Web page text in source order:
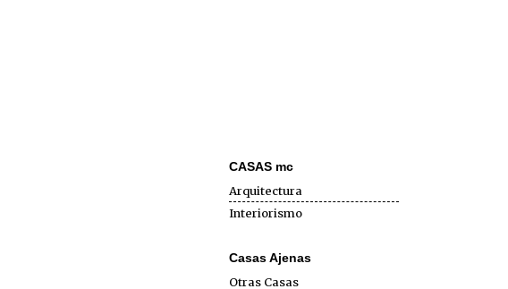
CASAS mc
Arquitectura
Interiorismo
Casas Ajenas
Otras Casas